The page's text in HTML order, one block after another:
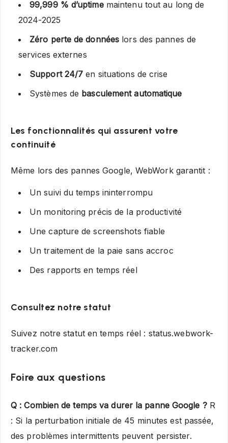
99,999 % d’uptimemaintenu tout au long de
2024-2025
Zéro perte de données lors des pannes de
services externes
Support 24/7 en situations de crise
Systèmes de basculement automatique
Les fonctionnalités qui assurent votre
continuité
Même lors des pannes Google, WebWork garantit :
Un suivi du temps ininterrompu
Un monitoring précis de la productivité
Une capture de screenshots fiable
Un traitement de la paie sans accroc
Des rapports en temps réel
Consultez notre statut
Suivez notre statut en temps réel : status.webwork-
tracker.com
Foire aux questions
Q : Combien de temps va durer la panne Google ?R
: Si la perturbation initiale de 45 minutes est passée,
des problèmes intermittents peuvent persister.